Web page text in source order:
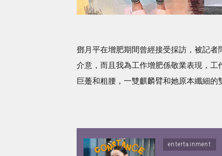
鄧月平在增肥期間曾經接受採訪，被記
介意，而且我為工作增肥係敬業表現，
巨躉和粗腰，一雙麒麟臂和她原本纖細的
entertainment